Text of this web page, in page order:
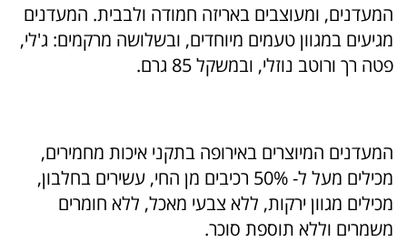
המעדנים, ומעוצבים באריזה חמודה ולבבית. המעדנים
מגיעים במגוון טעמים מיוחדים, ובשלושה מרקמים: ג'לי,
פטה רך ורוטב נוזלי, ובמשקל 85 גרם.
המעדנים המיוצרים באירופה בתקני איכות מחמירים,
מכילים מעל ל- 50% רכיבים מן החי, עשירים בחלבון,
מכילים מגוון ירקות, ללא צבעי מאכל, ללא חומרים
משמרים וללא תוספת סוכר.